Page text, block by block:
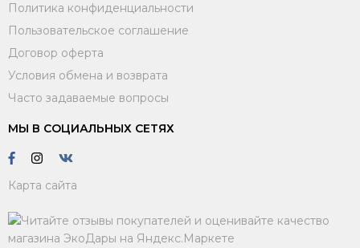
Политика конфиденциальности
Пользовательское соглашение
Договор оферта
Условия обмена и возврата
Часто задаваемые вопросы
МЫ В СОЦИАЛЬНЫХ СЕТЯХ
Карта сайта